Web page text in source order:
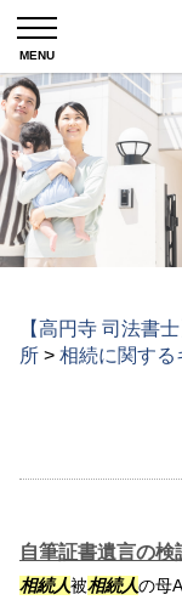
【高円寺 司法書
所 > 相続に関する
自筆証書遺言の
相続人被相続人の母